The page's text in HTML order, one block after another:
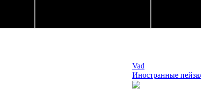
Vad
Иностранные